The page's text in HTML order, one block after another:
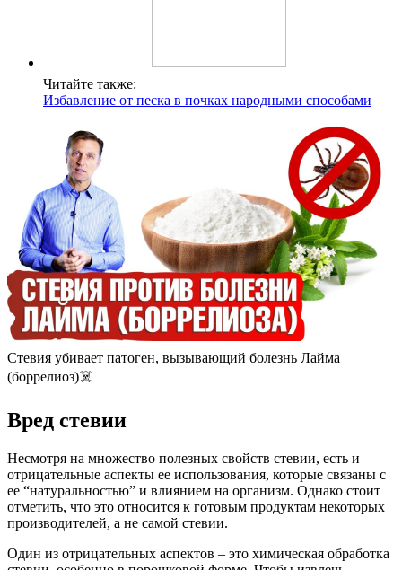
Читайте также:
Избавление от песка в почках народными способами
Стевия убивает патоген, вызывающий болезнь Лайма
(боррелиоз)☠️
Вред стевии
Несмотря на множество полезных свойств стевии, есть и
отрицательные аспекты ее использования, которые связаны с
ее “натуральностью” и влиянием на организм. Однако стоит
отметить, что это относится к готовым продуктам некоторых
производителей, а не самой стевии.
Один из отрицательных аспектов – это химическая обработка